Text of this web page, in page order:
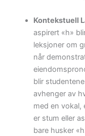
Kontekstuell
aspirert «h»
leksjoner om
når
blir
avhenger av
med en vokal,
er stum eller
bare husker